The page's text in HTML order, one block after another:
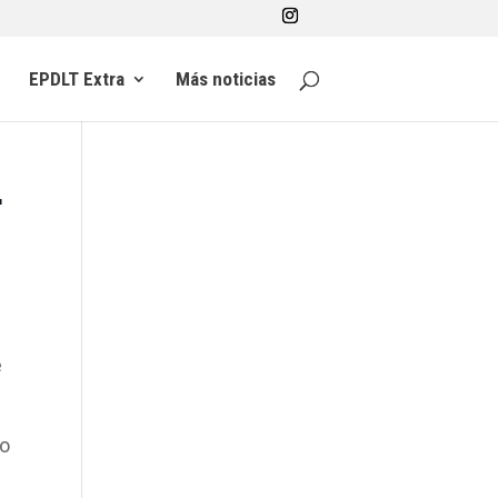
EPDLT Extra Más noticias